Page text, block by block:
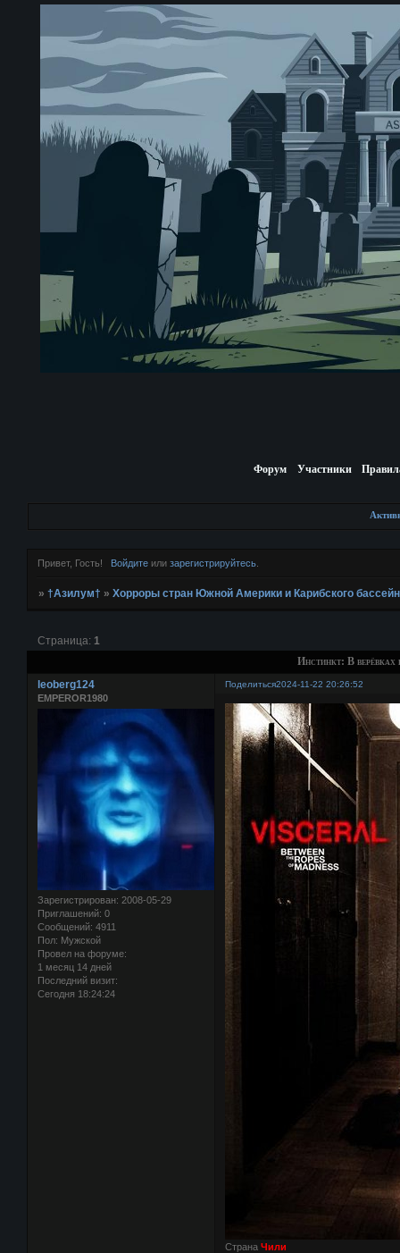
Форум Участники
Привет, Гость! Войдитеили зарегистрируйтесь.
»†Азилум† »Хорроры стран Южной Америки и Карибского
Инстинкт: В
Страница: 1
Поделиться2024-11-22 20:26:52
leoberg124
EMPEROR1980
Зарегистрирован: 2008-05-29
Приглашений: 0
Сообщений: 4911
Пол: Мужской
Провел на форуме:
1 месяц 14 дней
Последний визит:
Сегодня 18:24:24
СтранаЧили